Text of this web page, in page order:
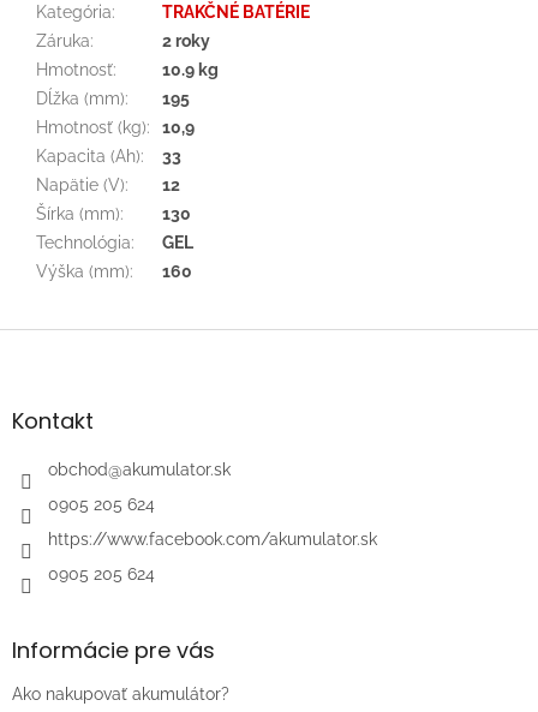
Kategória:
TRAKČNÉ BATÉRIE
Záruka:
2 roky
Hmotnosť:
10.9 kg
Dĺžka (mm):
195
Hmotnosť (kg):
10,9
Kapacita (Ah):
33
Napätie (V):
12
Šírka (mm):
130
Technológia:
GEL
Výška (mm): 160
Z
äKontakt
obchod@akumulator.sk
0905 205 624
https://www.facebook.com/akumulator.sk
0905 205 624
Informácie pre vás
Ako nakupovať akumulátor?